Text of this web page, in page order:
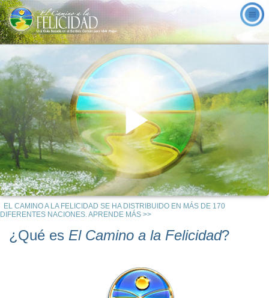
Play
Video
EL CAMINO A LA FELICIDAD SE HA DISTRIBUIDO EN MÁS DE 170
DIFERENTES NACIONES. APRENDE MÁS >>
¿Qué es El Camino a la Felicidad?